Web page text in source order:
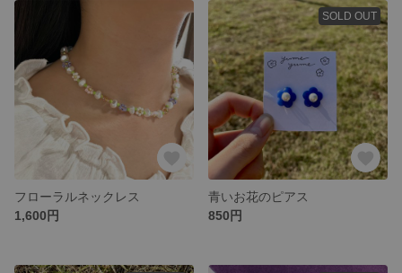
フローラルネックレス
1,600円
SOLD OUT
青いお花のピアス
850円